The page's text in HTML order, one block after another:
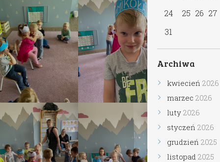
24
25 26 27 28 29
30
31
Archiwa
kwiecień
2026
marzec2026
luty
2026
styczeń 2026
grudzień
2025
listopad 2025